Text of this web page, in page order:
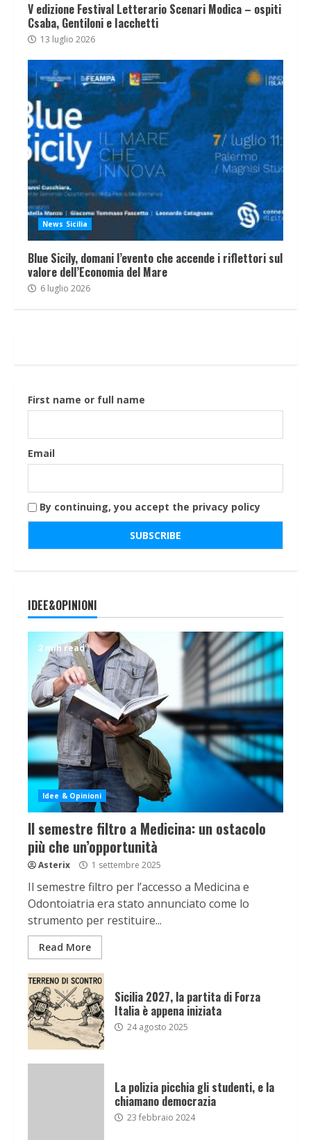
V edizione Festival Letterario Scenari Modica – ospiti
Csaba, Gentiloni e Iacchetti
13 luglio 2026
News Sicilia
Blue Sicily, domani l’evento che accende i riflettori sul
valore dell’Economia del Mare
6 luglio 2026
First name or full name
Email
By continuing, you accept the privacy policy
IDEE&OPINIONI
2 min read
Idee & Opinioni
Il semestre filtro a Medicina: un ostacolo
più che un’opportunità
Asterix 1 settembre 2025
Il semestre filtro per l’accesso a Medicina e
Odontoiatria era stato annunciato come lo
strumento per restituire...
Read More
Sicilia 2027, la partita di Forza
Italia è appena iniziata
24 agosto 2025
La polizia picchia gli studenti, e la
chiamano democrazia
23 febbraio 2024